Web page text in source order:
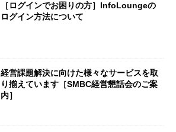
［ログインでお困りの方］InfoLoungeの
ログイン方法について
経営課題解決に向けた様々なサービスを取
り揃えています［SMBC経営懇話会のご案
内］